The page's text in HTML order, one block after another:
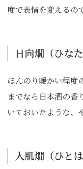
度で表情を変えるの
日向燗（ひな
ほんのり暖かい程度
までなら日本酒の香
いておいたような、
人肌燗（ひと